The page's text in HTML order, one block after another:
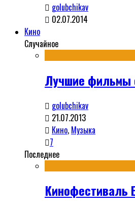
golubchikav
02.07.2014
Кино
Случайное
Лучшие фильмы
golubchikav
21.07.2013
Кино, Музыка
7
Последнее
Кинофестиваль